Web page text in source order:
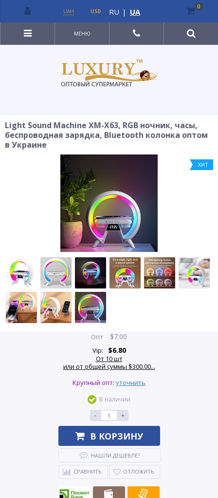
МЕНЮ
Light Sound Machine XM-X63, RGB ночник, часы,
беспроводная зарядка, Bluetooth колонка оптом
в Украине
ХИТ
Опт $7.00
Vip: $6.80
От 10 шт
или от общей суммы $300.00...
Крупный опт: уточнить
В наличии
-
+
В КОРЗИНУ
НАШЛИ ДЕШЕВЛЕ?
СРАВНИТЬ ОТЛОЖИТЬ
UAH USD RU | UA
0